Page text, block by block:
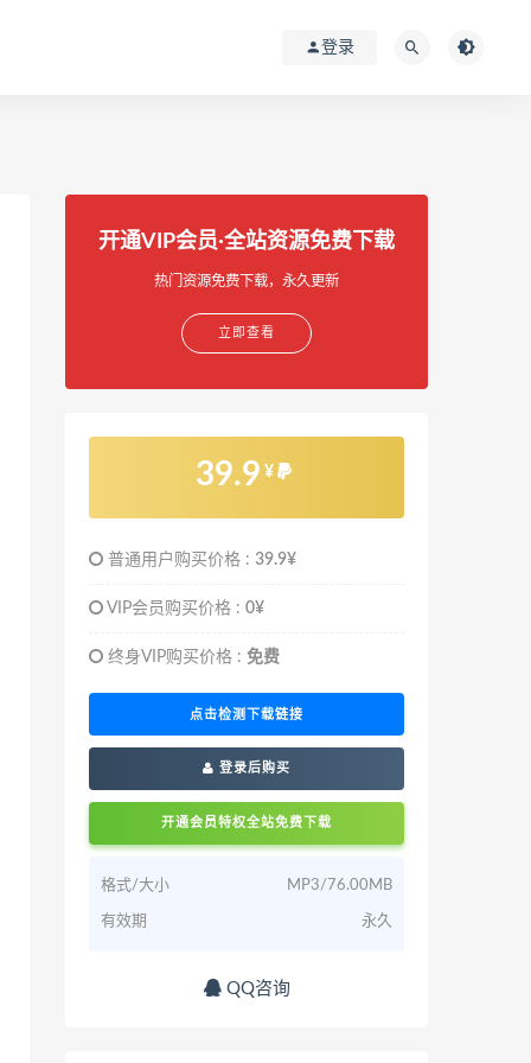
登录
开通VIP会员·全站资源免费下载
热门资源免费下载，永久更新
立即查看
39.9 ¥
普通用户购买价格 : 39.9¥
VIP会员购买价格 : 0¥
终身VIP购买价格 : 免费
点击检测下载链接
登录后购买
开通会员特权全站免费下载
格式/大小 MP3/76.00MB
有效期 永久
QQ咨询